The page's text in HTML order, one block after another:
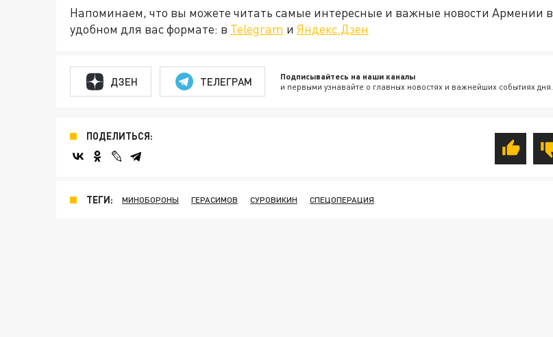
Напоминаем, что вы можете читать самые интересные и важные новости Армении в
удобном для вас формате: в Telegram и Яндекс.Дзен
ДЗЕН ТЕЛЕГРАМ Подписывайтесь на наши каналы
и первыми узнавайте о главных новостях и важнейших событиях дня.
ПОДЕЛИТЬСЯ:
ТЕГИ: МИНОБОРОНЫ ГЕРАСИМОВ СУРОВИКИН СПЕЦОПЕРАЦИЯ